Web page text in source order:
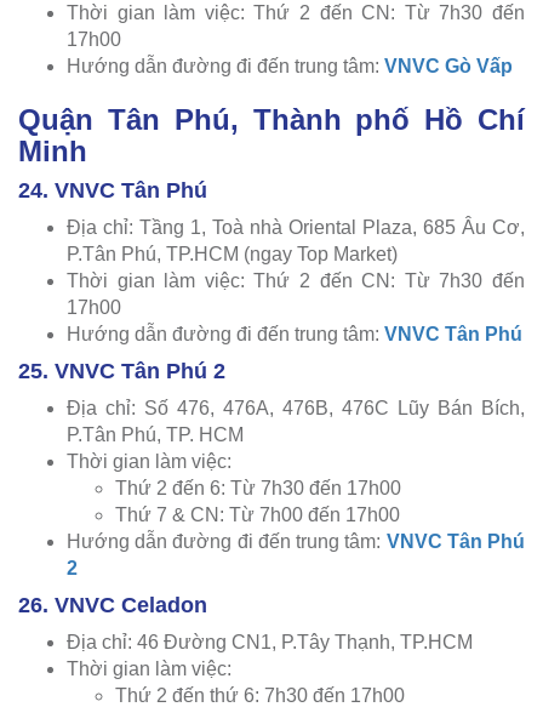
Thời gian làm việc: Thứ 2 đến CN: Từ 7h30 đến
17h00
Hướng dẫn đường đi đến trung tâm: VNVC Gò Vấp
Quận Tân Phú, Thành phố Hồ Chí
Minh
24. VNVC Tân Phú
Địa chỉ: Tầng 1, Toà nhà Oriental Plaza, 685 Âu Cơ,
P.Tân Phú, TP.HCM (ngay Top Market)
Thời gian làm việc: Thứ 2 đến CN: Từ 7h30 đến
17h00
Hướng dẫn đường đi đến trung tâm: VNVC Tân Phú
25. VNVC Tân Phú 2
Địa chỉ: Số 476, 476A, 476B, 476C Lũy Bán Bích,
P.Tân Phú, TP. HCM
Thời gian làm việc:
Thứ 2 đến 6: Từ 7h30 đến 17h00
Thứ 7 & CN: Từ 7h00 đến 17h00
Hướng dẫn đường đi đến trung tâm: VNVC Tân Phú
2
26. VNVC Celadon
Địa chỉ: 46 Đường CN1, P.Tây Thạnh, TP.HCM
Thời gian làm việc:
Thứ 2 đến thứ 6: 7h30 đến 17h00